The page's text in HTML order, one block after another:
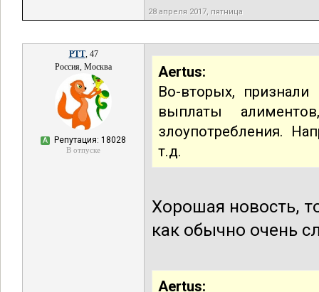
28 апреля 2017, пятница
РТТ, 47
Россия, Москва
А Репутация: 18028
В отпуске
Aertus:
Во-вторых,
выплаты
злоупотребления.
т.д.
Хорошая новость,
как обычно очень
Aertus: